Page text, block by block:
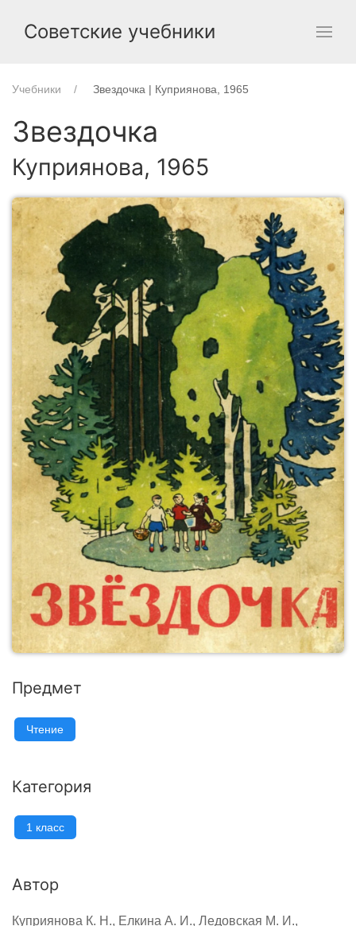
Советские учебники
Учебники Звездочка | Куприянова, 1965
Звездочка
Куприянова, 1965
Предмет
Чтение
Категория
1 класс
Автор
Куприянова К. Н., Елкина А. И., Ледовская М. И.,